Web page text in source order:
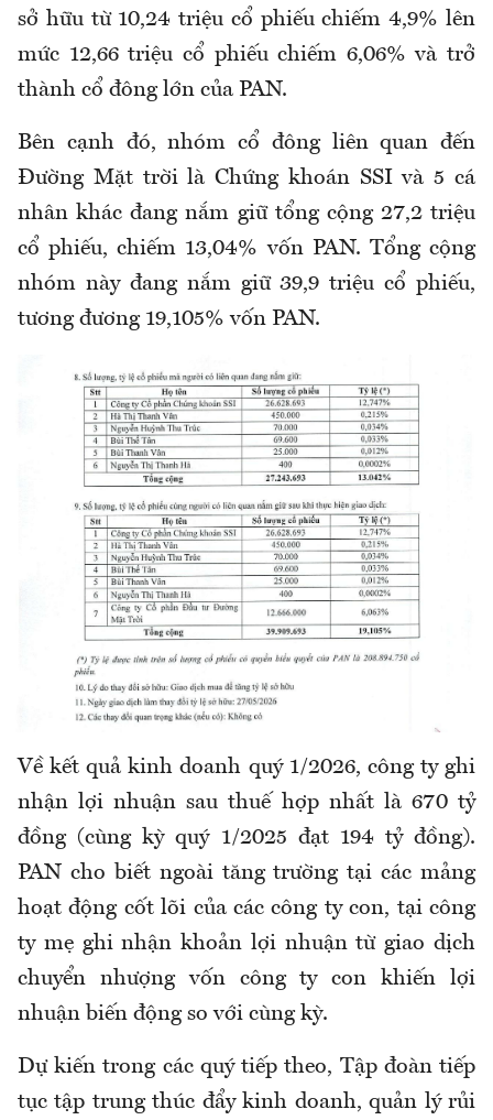
sở hữu từ 10,24 triệu cổ phiếu chiếm 4,9% lên
mức 12,66 triệu cổ phiếu chiếm 6,06% và trở
thành cổ đông lớn của PAN.
Bên cạnh đó, nhóm cổ đông liên quan đến
Đường Mặt trời là Chứng khoán SSI và 5 cá
nhân khác đang nắm giữ tổng cộng 27,2 triệu
cổ phiếu, chiếm 13,04% vốn PAN. Tổng cộng
nhóm này đang nắm giữ 39,9 triệu cổ phiếu,
tương đương 19,105% vốn PAN.
Về kết quả kinh doanh quý 1/2026, công ty ghi
nhận lợi nhuận sau thuế hợp nhất là 670 tỷ
đồng (cùng kỳ quý 1/2025 đạt 194 tỷ đồng).
PAN cho biết ngoài tăng trường tại các mảng
hoạt động cốt lõi của các công ty con, tại công
ty mẹ ghi nhận khoản lợi nhuận từ giao dịch
chuyển nhượng vốn công ty con khiến lợi
nhuận biến động so với cùng kỳ.
Dự kiến trong các quý tiếp theo, Tập đoàn tiếp
tục tập trung thúc đẩy kinh doanh, quản lý rủi